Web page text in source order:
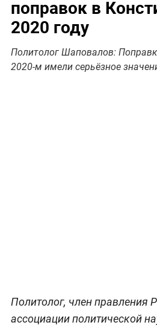
поправок в
2020 году
Политолог Шаповалов:
2020-м имели серьёзное
Политолог, член правления
ассоциации политической